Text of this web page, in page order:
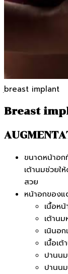
ฺbreast implant
Breast
ขนาดหน้าอ
เต้านมช่วยใ
สวย
หน้าอกของ
เนื้อห
เต้าน
เนินอ
เนื้อเต้
ปานน
ปานน